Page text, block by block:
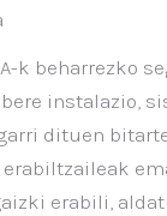
k beharrezko
instalazio,
dituen
erabili,